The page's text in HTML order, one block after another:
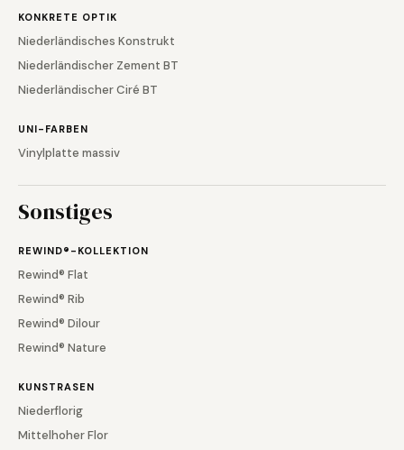
KONKRETE OPTIK
Niederländisches Konstrukt
Niederländischer Zement BT
Niederländischer Ciré BT
UNI-FARBEN
Vinylplatte massiv
Sonstiges
REWIND®-KOLLEKTION
Rewind® Flat
Rewind® Rib
Rewind® Dilour
Rewind® Nature
KUNSTRASEN
Niederflorig
Mittelhoher Flor